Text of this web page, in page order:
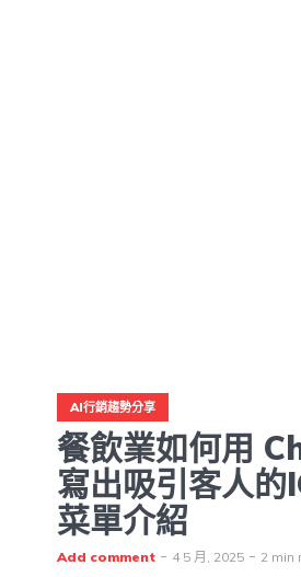
AI行銷趨勢分享
餐飲業如何用
寫出吸引客人的
菜單介紹
Add comment 4 5 月, 2025 2 min